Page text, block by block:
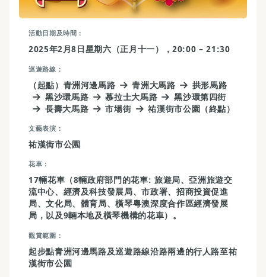
活動日期及時間
2025年2月8日星期六（正月十一），20:00 – 21:30
巡遊路線
（起點）青洲河邊馬路 青洲大馬路
拱形馬路
黑沙環馬路
慕拉士大馬路
黑沙環第四街
長壽大馬路
市場街 祐漢街市公園（終點）
文藝表演
祐漢街市公園
花車
17輛花車（8輛政府部門的花車: 旅遊局、亞洲旅遊交
流中心、經濟及科技發展局、市政署、招商投資促進
局、文化局、體育局、橫琴粵澳深度合作區經濟發展
局，以及9輛本地及橫琴機構的花車）。
觀賞範圍
起步點青洲河邊馬路及巡遊路線沿路兩邊的行人路至祐
漢街市公園